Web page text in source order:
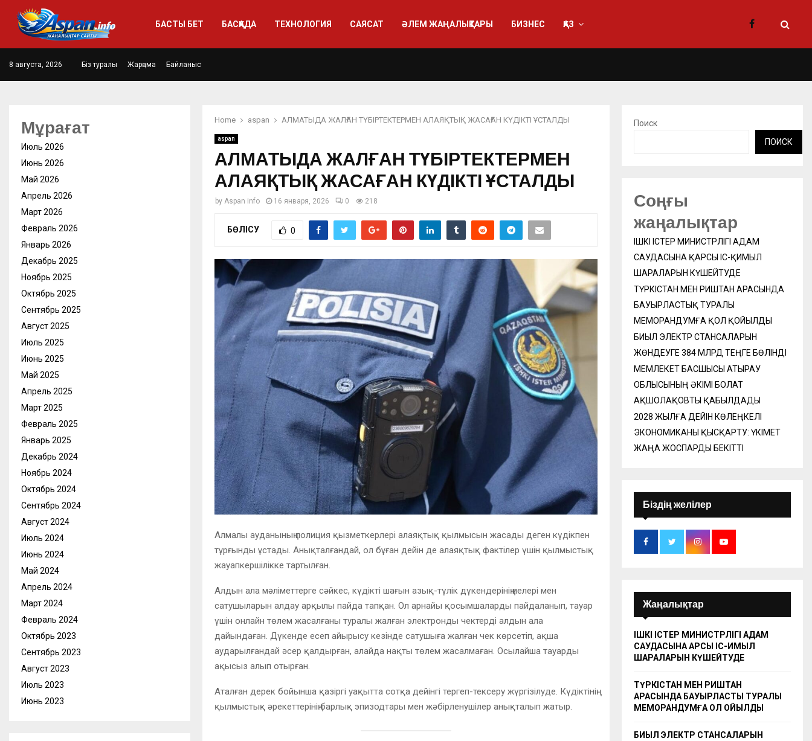
БАСТЫ БЕТ БАСҚАДА ТЕХНОЛОГИЯ САЯСАТ ӘЛЕМ ЖАҢАЛЫҚТАРЫ БИЗНЕС ҚАЗ
8 августа, 2026 Біз туралы Жарңама Байланыс
Home aspan АЛМАТЫДА ЖАЛҒАН ТҮБІРТЕКТЕРМЕН АЛАЯҚТЫҚ ЖАСАҒАН КҮДІКТІ ҰСТАЛДЫ
aspan
АЛМАТЫДА ЖАЛҒАН ТҮБІРТЕКТЕРМЕН
АЛАЯҚТЫҚ ЖАСАҒАН КҮДІКТІ ҰСТАЛДЫ
by Aspan info 16 января, 2026 0 218
БӨЛІСУ 0
Алмалы ауданының полиция қызметкерлері алаяқтық қылмысын жасады деген күдікпен
тұрғынды ұстады. Анықталғандай, ол бұған дейін де алаяқтық фактілер үшін қылмыстық
жауапкершілікке тартылған.
Алдын ала мәліметтерге сәйкес, күдікті шағын азық-түлік дүкендерінің иелері мен
сатушыларын алдау арқылы пайда тапқан. Ол арнайы қосымшаларды пайдаланып, тауар
үшін онлайн төлем жасалғаны туралы жалған электронды чектерді алдын ала
дайындаған. Дүкенде есеп айырысу кезінде сатушыға жалған чек көрсетіп, ақша
аударылғандай әсер қалдырған, алайда нақты төлем жасалмаған. Осылайша тауарды
ақысыз алып отырған.
Аталған дерек бойынша қазіргі уақытта сотқа дейінгі тергеп-тексеру жүргізілуде. Күдіктінің
қылмыстық әрекеттерінің барлық эпизодтары мен жәбірленушілер анықталып жатыр.
Мұрағат
Июль 2026
Июнь 2026
Май 2026
Апрель 2026
Март 2026
Февраль 2026
Январь 2026
Декабрь 2025
Ноябрь 2025
Октябрь 2025
Сентябрь 2025
Август 2025
Июль 2025
Июнь 2025
Май 2025
Апрель 2025
Март 2025
Февраль 2025
Январь 2025
Декабрь 2024
Ноябрь 2024
Октябрь 2024
Сентябрь 2024
Август 2024
Июль 2024
Июнь 2024
Май 2024
Апрель 2024
Март 2024
Февраль 2024
Октябрь 2023
Сентябрь 2023
Август 2023
Июль 2023
Июнь 2023
Поиск
ПОИСК
Соңғы
жаңалықтар
ІШКІ ІСТЕР МИНИСТРЛІГІ АДАМ
САУДАСЫНА ҚАРСЫ ІС-ҚИМЫЛ
ШАРАЛАРЫН КҮШЕЙТУДЕ
ТҮРКІСТАН МЕН РИШТАН АРАСЫНДА
БАУЫРЛАСТЫҚ ТУРАЛЫ
МЕМОРАНДУМҒА ҚОЛ ҚОЙЫЛДЫ
БИЫЛ ЭЛЕКТР СТАНСАЛАРЫН
ЖӨНДЕУГЕ 384 МЛРД ТЕҢГЕ БӨЛІНДІ
МЕМЛЕКЕТ БАСШЫСЫ АТЫРАУ
ОБЛЫСЫНЫҢ ӘКІМІ БОЛАТ
АҚШОЛАҚОВТЫ ҚАБЫЛДАДЫ
2028 ЖЫЛҒА ДЕЙІН КӨЛЕҢКЕЛІ
ЭКОНОМИКАНЫ ҚЫСҚАРТУ: ҮКІМЕТ
ЖАҢА ЖОСПАРДЫ БЕКІТТІ
Біздің желілер
Жаңалықтар
ІШКІ ІСТЕР МИНИСТРЛІГІ АДАМ
САУДАСЫНА ҚАРСЫ ІС-ҚИМЫЛ
ШАРАЛАРЫН КҮШЕЙТУДЕ
ТҮРКІСТАН МЕН РИШТАН
АРАСЫНДА БАУЫРЛАСТЫҚ ТУРАЛЫ
МЕМОРАНДУМҒА ҚОЛ ҚОЙЫЛДЫ
БИЫЛ ЭЛЕКТР СТАНСАЛАРЫН